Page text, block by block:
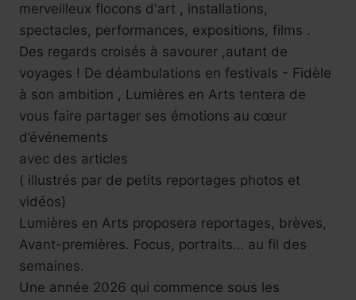
merveilleux flocons d'art , installations,
spectacles, performances, expositions, films .
Des regards croisés à savourer ,autant de
voyages ! De déambulations en festivals - Fidèle
à son ambition , Lumières en Arts tentera de
vous faire partager ses émotions au cœur
d’événements
avec des articles
( illustrés par de petits reportages photos et
vidéos)
Lumières en Arts proposera reportages, brèves,
Avant-premières. Focus, portraits… au fil des
semaines.
Une année 2026 qui commence sous les